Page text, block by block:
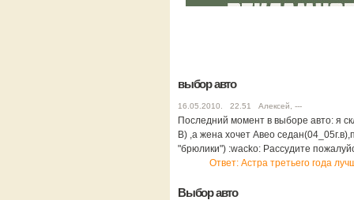
выбор авто
16.05.2010. 22.51 Алексей, ---
Последний момент в выборе авто: я
B) ,а жена хочет Авео
"брюлики") :wacko: Рассудите
Ответ: Астра третьего года
Выбор авто